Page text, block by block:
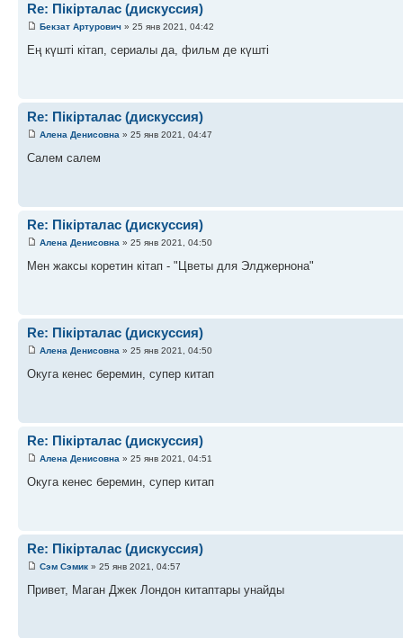
Re: Пікірталас (дискуссия)
Бекзат Артурович » 25 янв 2021, 04:42
Ең күшті кітап, сериалы да, фильм де күшті
Re: Пікірталас (дискуссия)
Алена Денисовна » 25 янв 2021, 04:47
Салем салем
Re: Пікірталас (дискуссия)
Алена Денисовна » 25 янв 2021, 04:50
Мен жаксы коретин кітап - "Цветы для Элджернона"
Re: Пікірталас (дискуссия)
Алена Денисовна » 25 янв 2021, 04:50
Окуга кенес беремин, супер китап
Re: Пікірталас (дискуссия)
Алена Денисовна » 25 янв 2021, 04:51
Окуга кенес беремин, супер китап
Re: Пікірталас (дискуссия)
Сэм Сэмик » 25 янв 2021, 04:57
Привет, Маган Джек Лондон китаптары унайды